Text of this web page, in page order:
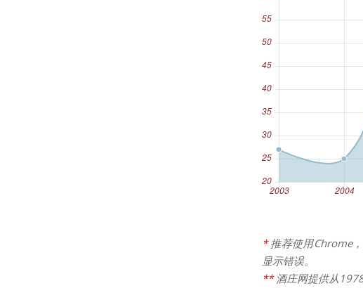
*推荐使用Chrome
显示错误。
** 酒庄网提供从